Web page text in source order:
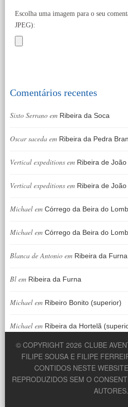
Escolha uma imagem para o seu
JPEG):
Comentários recentes
Sixto Serrano em Ribeira da Soca
Oscar saceda em Ribeira da Pedra
Vertical expeditions em Ribeira de
Vertical expeditions em Ribeira de
Michael em Córrego da Beira do
Michael em Córrego da Beira do
Blanca de Antonio em Ribeira da Furna
Bl em Ribeira da Furna
Michael em Ribeiro Bonito (superior)
Michael em Ribeira da Hortelã
© COPYRIGHT 2026 CLUBE
FILIPE SOUSA E FILIPE
CONTIDOS NESTE
REPRODUZIDOS SEM O
AUTORES.